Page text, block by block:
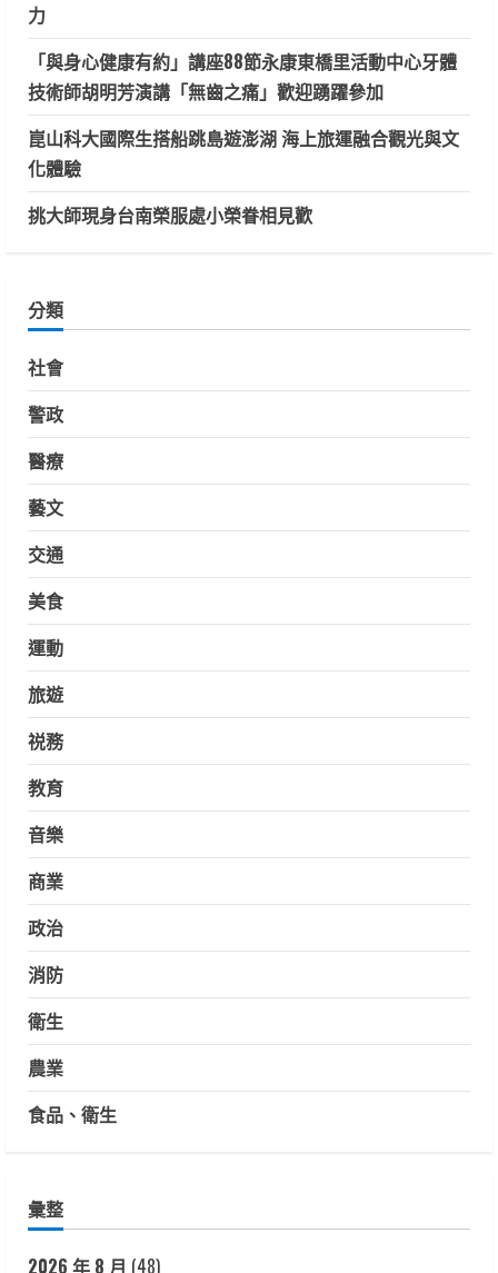
力
「與身心健康有約」講座88節永康東橋里活動中心牙體
技術師胡明芳演講「無齒之痛」歡迎踴躍參加
崑山科大國際生搭船跳島遊澎湖 海上旅運融合觀光與文
化體驗
挑大師現身台南榮服處小榮眷相見歡
分類
社會
警政
醫療
藝文
交通
美食
運動
旅遊
祱務
教育
音樂
商業
政治
消防
衛生
農業
食品、衛生
彙整
2026 年 8 月 (48)